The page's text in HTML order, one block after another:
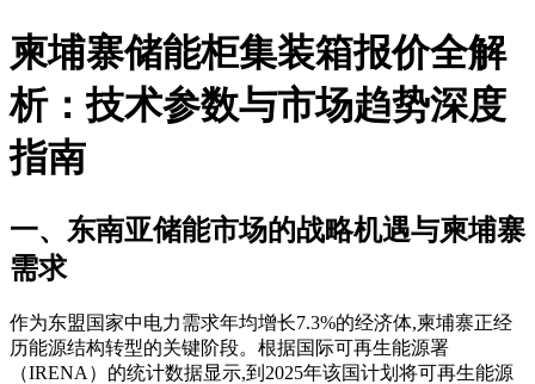
柬埔寨储能柜集装箱报价全解
析：技术参数与市场趋势深度
指南
一、东南亚储能市场的战略机遇与柬埔寨
需求
作为东盟国家中电力需求年均增长7.3%的经济体,柬埔寨正经
历能源结构转型的关键阶段。根据国际可再生能源署
（IRENA）的统计数据显示,到2025年该国计划将可再生能源